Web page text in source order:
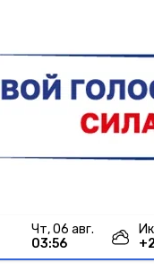
чт, 06 авг.
03:56
+